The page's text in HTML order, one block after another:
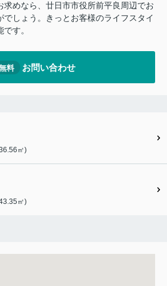
求めなら、廿日市市役所前平良周辺でお
でしょう。きっとお客様のライフスタイ
す。
料 お問い合わせ
㎡)
㎡)